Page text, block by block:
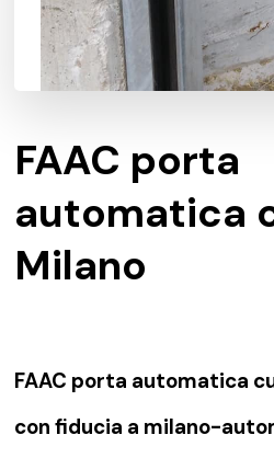
FAAC porta
automatica
Milano
FAAC porta automatica
con fiducia a milano-